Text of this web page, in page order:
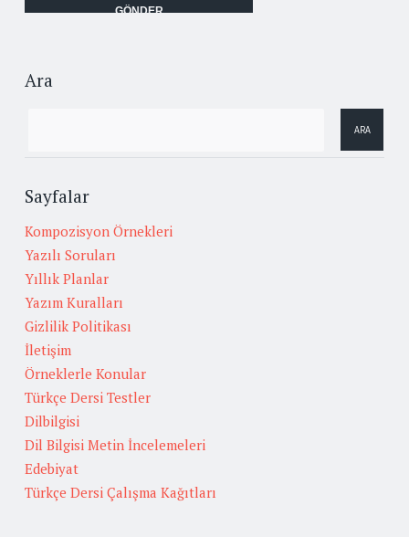
Ara
Sayfalar
Kompozisyon Örnekleri
Yazılı Soruları
Yıllık Planlar
Yazım Kuralları
Gizlilik Politikası
İletişim
Örneklerle Konular
Türkçe Dersi Testler
Dilbilgisi
Dil Bilgisi Metin İncelemeleri
Edebiyat
Türkçe Dersi Çalışma Kağıtları